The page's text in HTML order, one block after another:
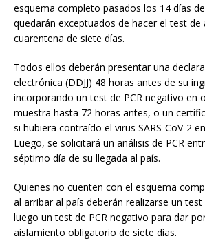
esquema completo pasados los 14 días
quedarán exceptuados de hacer el test de
cuarentena de siete días.
Todos ellos deberán presentar una
electrónica (DDJJ) 48 horas antes de su
incorporando un test de PCR negativo en
muestra hasta 72 horas antes, o un
si hubiera contraído el virus SARS-CoV-2
Luego, se solicitará un análisis de PCR
séptimo día de su llegada al país.
Quienes no cuenten con el esquema
al arribar al país deberán realizarse un
luego un test de PCR negativo para dar
aislamiento obligatorio de siete días.